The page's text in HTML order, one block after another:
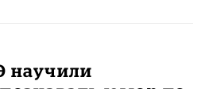
научили